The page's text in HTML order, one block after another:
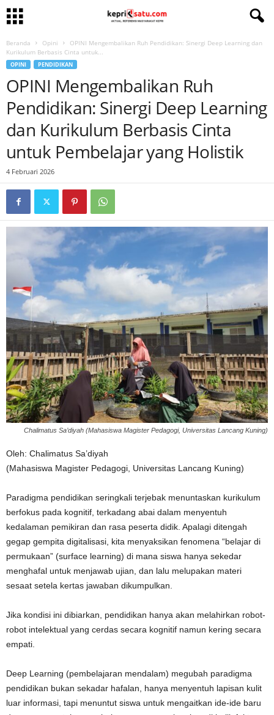
Beranda Opini
OPINI Mengembalikan Ruh Pendidikan: Sinergi Deep Learning dan
Kurikulum Berbasis Cinta untuk...
OPINI PENDIDIKAN
OPINI Mengembalikan Ruh
Pendidikan: Sinergi Deep Learning
dan Kurikulum Berbasis Cinta
untuk Pembelajar yang Holistik
4 Februari 2026
Chalimatus Sa’diyah (Mahasiswa Magister Pedagogi, Universitas Lancang Kuning)
Oleh: Chalimatus Sa’diyah
(Mahasiswa Magister Pedagogi, Universitas Lancang Kuning)
Paradigma pendidikan seringkali terjebak menuntaskan kurikulum
berfokus pada kognitif, terkadang abai dalam menyentuh
kedalaman pemikiran dan rasa peserta didik. Apalagi ditengah
gegap gempita digitalisasi, kita menyaksikan fenomena “belajar di
permukaan” (surface learning) di mana siswa hanya sekedar
menghafal untuk menjawab ujian, dan lalu melupakan materi
sesaat setela kertas jawaban dikumpulkan.
Jika kondisi ini dibiarkan, pendidikan hanya akan melahirkan robot-
robot intelektual yang cerdas secara kognitif namun kering secara
empati.
Deep Learning (pembelajaran mendalam) megubah paradigma
pendidikan bukan sekadar hafalan, hanya menyentuh lapisan kulit
luar informasi, tapi menuntut siswa untuk mengaitkan ide-ide baru